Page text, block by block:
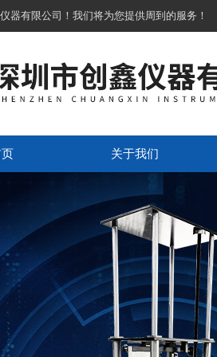
器有限公司！我们将为您提供周到的服务！
关于我们